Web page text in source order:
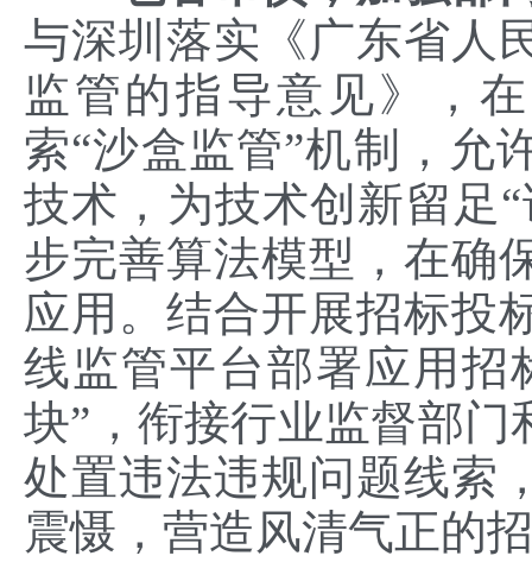
与深圳落实《广东省人
监管的指导意见》，
索“沙盒监管”机制，允
技术，为技术创新留足
步完善算法模型，在确
应用。结合开展招标投
线监管平台部署应用招
块”，衔接行业监督部
处置违法违规问题线索
震慑，营造风清气正的